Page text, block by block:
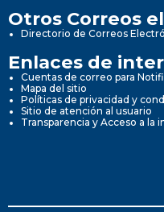
Otros Correos
Directorio de Correos
Enlaces de
Cuentas de correo para
Mapa del sitio
Políticas de privacidad y
Sitio de atención al usuario
Transparencia y Acceso a la